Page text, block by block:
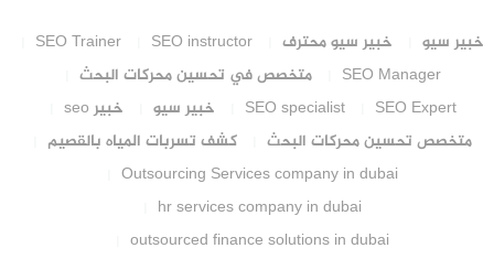
خبير سيو خبير سيو محترف SEO instructor
SEO Trainer
SEO Manager
متخصص في تحسين محركات البحث
SEO Expert
SEO specialist خبير سيو
خبير seo
متخصص تحسين محركات البحث
كشف تسربات المياه بالقصيم
Outsourcing Services company in dubai
hr services company in dubai
outsourced finance solutions in dubai